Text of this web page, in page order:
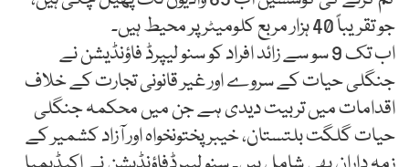
جو تقریباً 40 ہزار مربع کلومیٹر پر محیط ہیں۔
اب تک 9 سو سے زائد افراد کو سنو لیپرڈ فاؤنڈیشن نے
جنگلی حیات کے سروے اور غیر قانونی تجارت کے خلاف
اقدامات میں تربیت دیدی ہے جن میں محکمہ جنگلی
حیات گلگت بلتستان، خیبرپختونخواہ اور آزاد کشمیر کے